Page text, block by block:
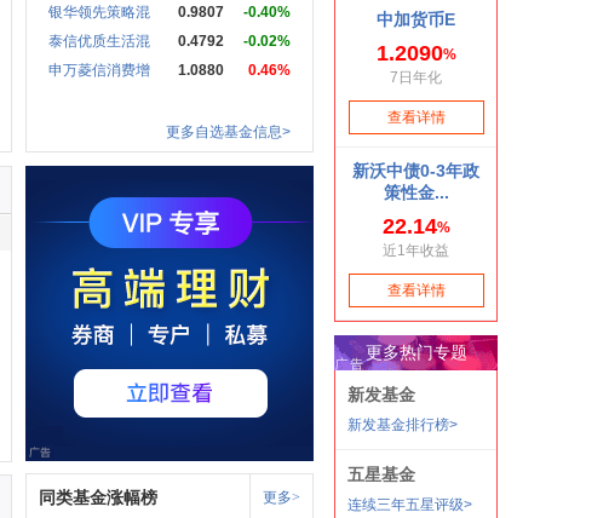
银华领先策略混
0.9807
-0.40%
泰信优质生活混
0.4792
-0.02%
申万菱信消费增
1.0880 0.46%
更多自选基金信息>
同类基金涨幅榜 更多>